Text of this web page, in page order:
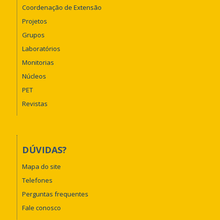
Coordenação de Extensão
Projetos
Grupos
Laboratórios
Monitorias
Núcleos
PET
Revistas
DÚVIDAS?
Mapa do site
Telefones
Perguntas frequentes
Fale conosco